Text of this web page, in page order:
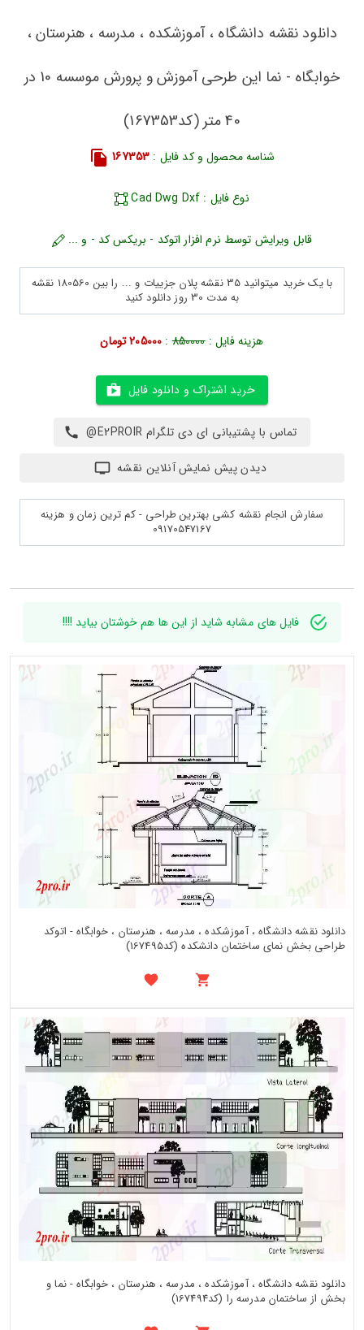
دانلود نقشه دانشگاه ، آموزشکده ، مدرسه ، هنرستان ،
خوابگاه - نما این طرحی آموزش و پرورش موسسه 10 در
40 متر (کد167353)
شناسه محصول و کد فایل : 167353
نوع فایل : Cad Dwg Dxf
قابل ویرایش توسط نرم افزار اتوکد - بریکس کد - و ...
با یک خرید میتوانید 35 نقشه پلان جزییات و ... را بین 180560 نقشه
به مدت 30 روز دانلود کنید
هزینه فایل :850000
: 205000 تومان
خرید اشتراک و دانلود فایل
تماس با پشتیبانی ای دی تلگرام E2PROIR@
دیدن پیش نمایش آنلاین نقشه
سفارش انجام نقشه کشی بهترین طراحی - کم ترین زمان و هزینه
09170547167
فایل های مشابه شاید از این ها هم خوشتان بیاید !!!!
دانلود نقشه دانشگاه ، آموزشکده ، مدرسه ، هنرستان ، خوابگاه - اتوکد
طراحی بخش نمای ساختمان دانشکده (کد167495)
دانلود نقشه دانشگاه ، آموزشکده ، مدرسه ، هنرستان ، خوابگاه - نما و
بخش از ساختمان مدرسه را (کد167494)